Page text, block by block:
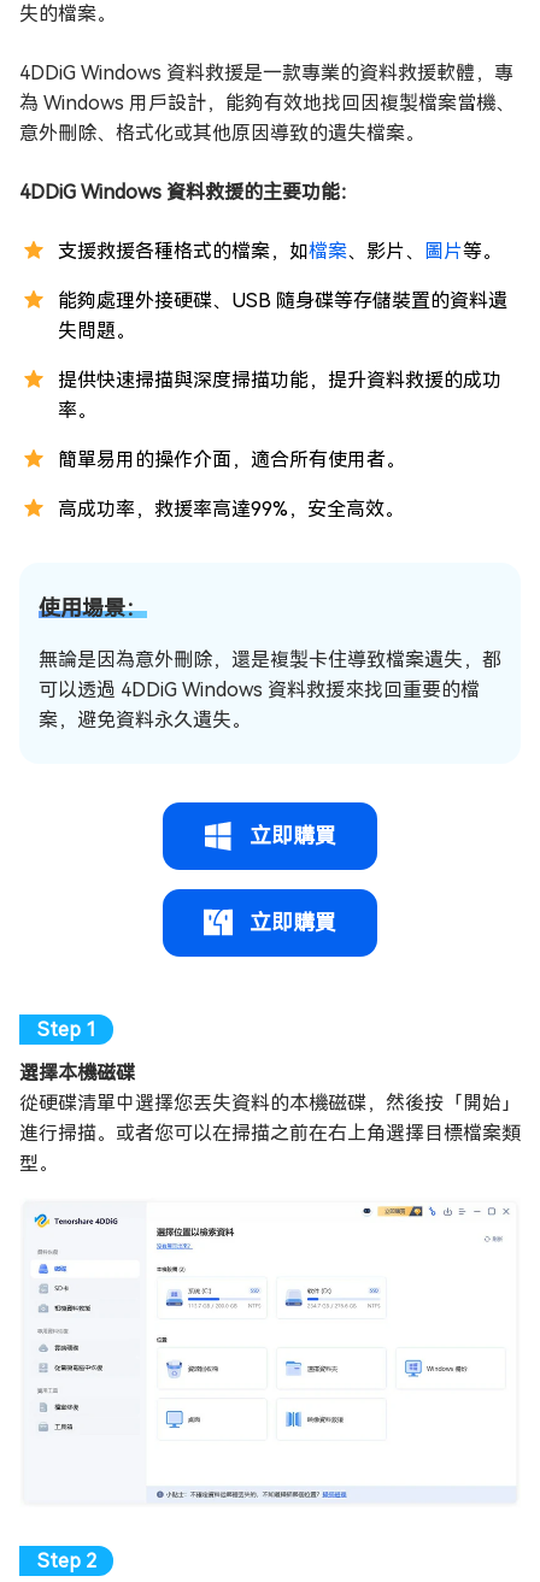
失的檔案。
4DDiG Windows 資料救援是一款專業的資料救援軟體，專
為 Windows 用戶設計，能夠有效地找回因複製檔案當機、
意外刪除、格式化或其他原因導致的遺失檔案。
4DDiG Windows 資料救援的主要功能：
支援救援各種格式的檔案，如檔案、影片、 圖片等。
能夠處理外接硬碟、USB 隨身碟等存儲裝置的資料遺
失問題。
提供快速掃描與深度掃描功能，提升資料救援的成功
率。
簡單易用的操作介面，適合所有使用者。
高成功率，救援率高達99%，安全高效。
使用場景：
無論是因為意外刪除，還是複製卡住導致檔案遺失，都
可以透過 4DDiG Windows 資料救援來找回重要的檔
案，避免資料永久遺失。
立即購買
立即購買
選擇本機磁碟
從硬碟清單中選擇您丟失資料的本機磁碟，然後按「開始」
進行掃描。或者您可以在掃描之前在右上角選擇目標檔案類
型。